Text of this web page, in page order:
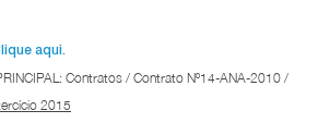
aqui.
Contratos / Contrato Nº14-ANA-2010 /
2015